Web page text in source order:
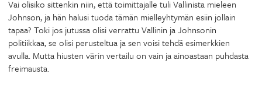
Vai olisiko sittenkin niin, että toimittajalle tuli Vallinista mieleen
Johnson, ja hän halusi tuoda tämän mielleyhtymän esiin jollain
tapaa? Toki jos jutussa olisi verrattu Vallinin ja Johnsonin
politiikkaa, se olisi perusteltua ja sen voisi tehdä esimerkkien
avulla. Mutta hiusten värin vertailu on vain ja ainoastaan puhdasta
freimausta.